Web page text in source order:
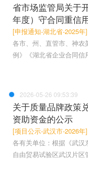
省市场监管局关于
年度）守合同重信
[申报通知-湖北省-2025年]
各市、州、直管市、神
例》《湖北省企业合同
2026-05-26 09:53:39
关于质量品牌政
资助资金的公示
[项目公示-武汉市-2026年]
各有关单位：根据《武汉
自由贸易试验区武汉片